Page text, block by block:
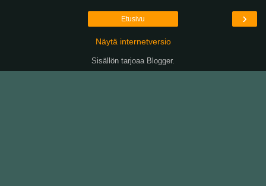
›
Etusivu
Näytä internetversio
Sisällön tarjoaa Blogger.